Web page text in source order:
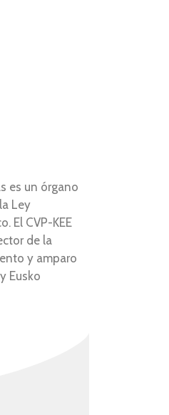
es un órgano
Ley
El CVP-KEE
de la
y amparo
Eusko